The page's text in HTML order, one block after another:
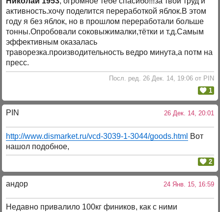
активность.хочу поделится переработкой яблок.В этом
году я без яблок, но в прошлом переработали больше
тонны.Опробовали соковыжималки,тётки и т.д.Самым
эффективным оказалась
траворезка.производительность ведро минута,а потм на
пресс.
Посл. ред. 26 Дек. 14, 19:06 от PIN
1
PIN 26 Дек. 14, 20:01
http://www.dismarket.ru/vcd-3039-1-3044/goods.html Вот
нашол подобное,
2
андор 24 Янв. 15, 16:59
Недавно привалило 100кг фиников, как с ними